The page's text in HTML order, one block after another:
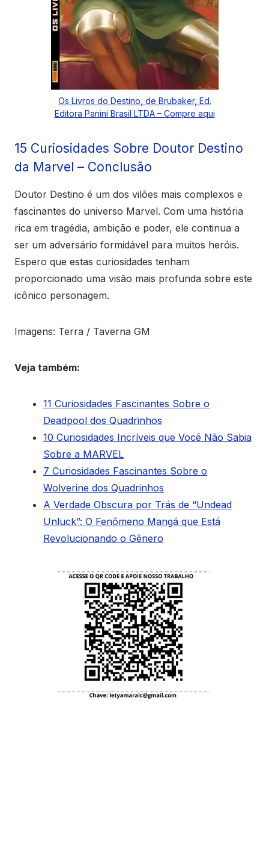
Os Livros do Destino, de Brubaker, Ed.
Editora Panini Brasil LTDA – Compre aqui
15 Curiosidades Sobre Doutor Destino
da Marvel – Conclusão
Doutor Destino é um dos vilões mais complexos e
fascinantes do universo Marvel. Com uma história
rica em tragédia, ambição e poder, ele continua a
ser um adversário formidável para muitos heróis.
Espero que estas curiosidades tenham
proporcionado uma visão mais profunda sobre este
icônico personagem.
Imagens: Terra / Taverna GM
Veja também:
11 Curiosidades Fascinantes Sobre o
Deadpool dos Quadrinhos
10 Curiosidades Incríveis que Você Não Sabia
Sobre a MARVEL
7 Curiosidades Fascinantes Sobre o
Wolverine dos Quadrinhos
A Verdade Obscura por Trás de “Undead
Unluck”: O Fenômeno Mangá que Está
Revolucionando o Gênero